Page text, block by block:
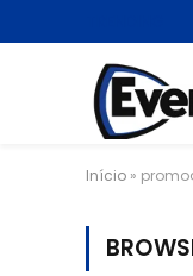
Início »